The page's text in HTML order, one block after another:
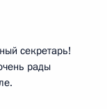
секретарь!
рады